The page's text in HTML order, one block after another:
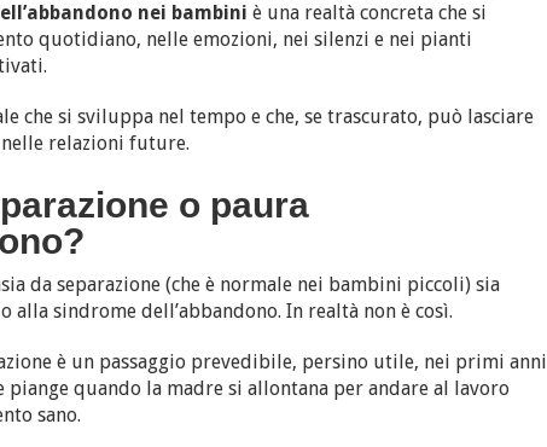
nei bambini è una realtà concreta che si
quotidiano, nelle emozioni, nei silenzi e nei pianti
che si sviluppa nel tempo e che, se trascurato, può lasciare
relazioni future.
o paura
da separazione (che è normale nei bambini piccoli) sia
alla sindrome dell’abbandono. In realtà non è così.
è un passaggio prevedibile, persino utile, nei primi anni
piange quando la madre si allontana per andare al lavoro
sano.